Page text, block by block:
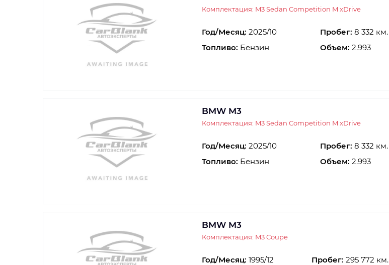
Комплектация: M3 Sedan Competition M xDrive
Год/Месяц: 2025/10 Пробег: 8 332 км.
Топливо: Бензин Объем: 2.993
BMW M3
Комплектация: M3 Sedan Competition M xDrive
Год/Месяц: 2025/10 Пробег: 8 332 км.
Топливо: Бензин Объем: 2.993
BMW M3
Комплектация: M3 Coupe
Год/Месяц: 1995/12 Пробег: 295 772 км.